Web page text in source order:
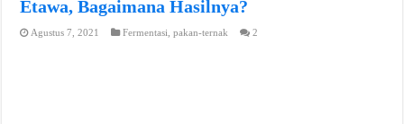
Etawa, Bagaimana Hasilnya?
Agustus 7, 2021 Fermentasi ,pakan-ternak 2